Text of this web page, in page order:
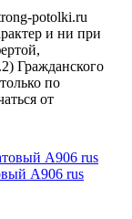
potolki.ru
и ни при
Гражданского
по
от
А906 rus